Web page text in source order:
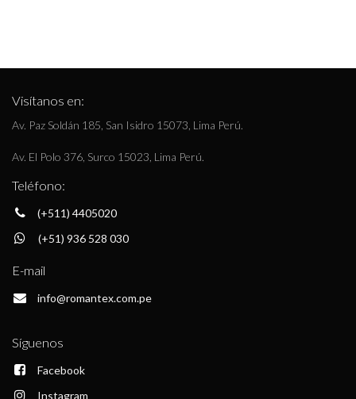
Visítanos en:
Av. Paz Soldán 185, San Isidro 15073, Lima Perú.
Av. El Polo 376, Surco 15023, Lima Perú.
Teléfono:
(+511) 4405020
(+51) 936 528 030
E-mail
info@romantex.com.pe
Síguenos
Facebook
Instagram